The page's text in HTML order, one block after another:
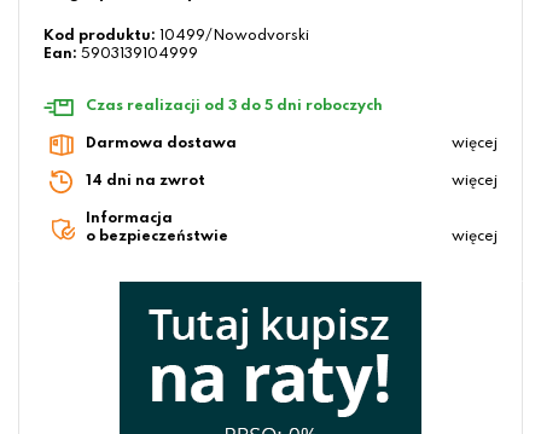
Kod produktu:
10499/Nowodvorski
Ean: 5903139104999
Czas realizacji od 3 do 5 dni roboczych
Darmowa dostawa więcej
14 dni na zwrot więcej
Informacja
o bezpieczeństwie
więcej